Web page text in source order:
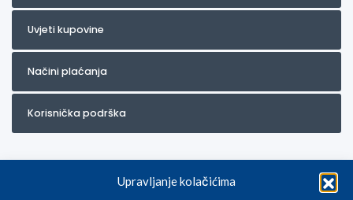
Upravljanje kolačićima
Uvjeti kupovine
Načini plaćanja
Korisnička podrška